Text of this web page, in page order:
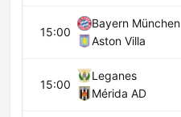
15:00
Bayern München
Aston Villa
15:00
Leganes
Mérida AD